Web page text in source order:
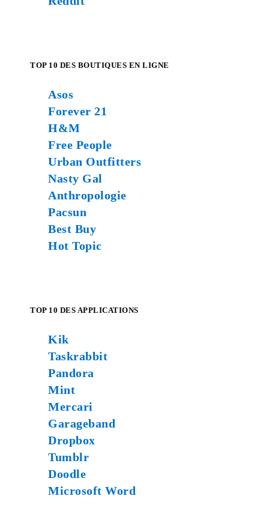
TOP 10 DES BOUTIQUES EN LIGNE
Asos
Forever 21
H&M
Free People
Urban Outfitters
Nasty Gal
Anthropologie
Pacsun
Best Buy
Hot Topic
TOP 10 DES APPLICATIONS
Kik
Taskrabbit
Pandora
Mint
Mercari
Garageband
Dropbox
Tumblr
Doodle
Microsoft Word